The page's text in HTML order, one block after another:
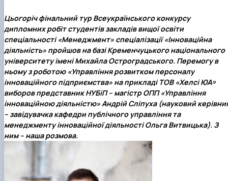
Цьогоріч фінальний тур Всеукраїнського конкурсу
дипломних робіт студентів закладів вищої освіти
спеціальності «Менеджмент» спеціалізації «Інноваційна
діяльність» пройшов на базі Кременчуцького національного
університету імені Михайла Остроградського. Перемогу в
ньому з роботою «Управління розвитком персоналу
інноваційного підприємства» на прикладі ТОВ «Хелсі ЮА»
виборов представник НУБіП – магістр ОПП «Управління
інноваційною діяльністю»Андрій Сліпуха(науковий
– завідувачка кафедри публічного управління та
менеджменту інноваційної діяльностіОльга Витвицька). З
ним – наша розмова.